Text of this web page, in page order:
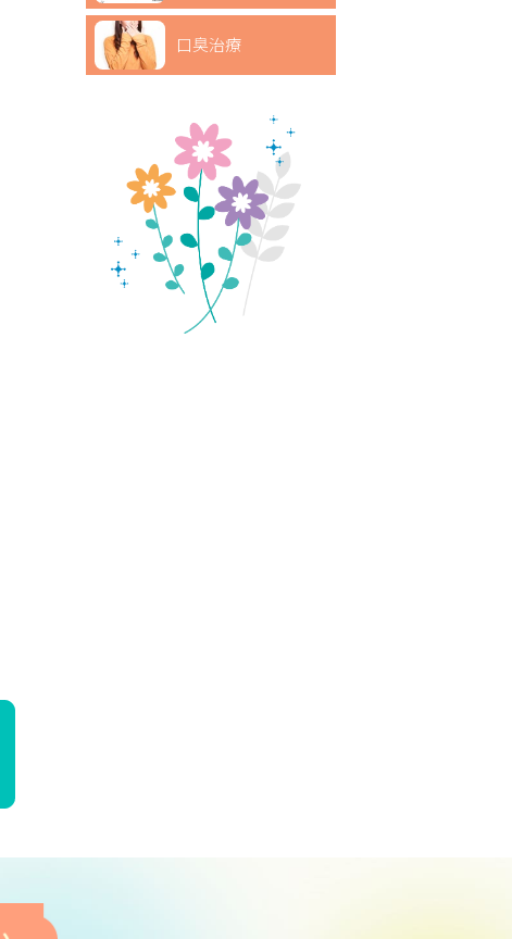
口臭治療